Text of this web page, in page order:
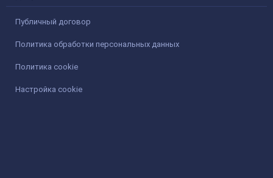
Публичный договор
Политика обработки персональных данных
Политика cookie
Настройка cookie